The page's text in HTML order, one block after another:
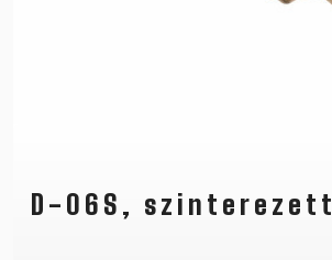
D-06S, szinterezett